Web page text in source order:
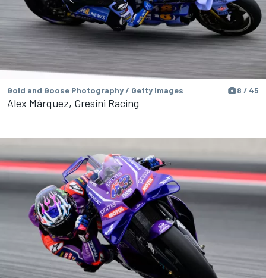
Gold and Goose Photography / Getty Images 8 / 45
Alex Márquez, Gresini Racing